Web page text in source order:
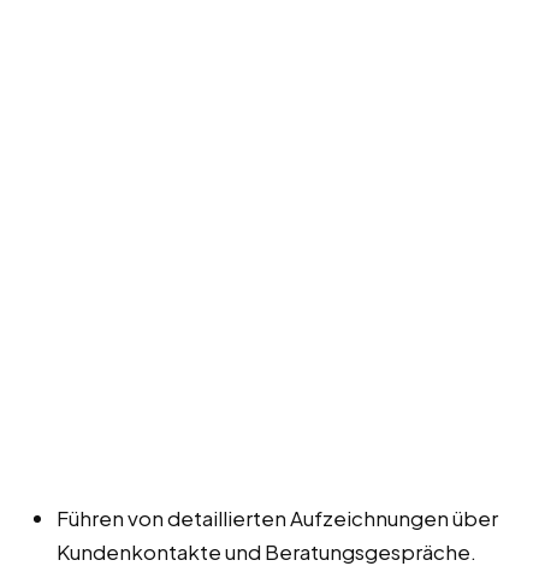
Führen von detaillierten Aufzeichnungen über
Kundenkontakte und Beratungsgespräche.